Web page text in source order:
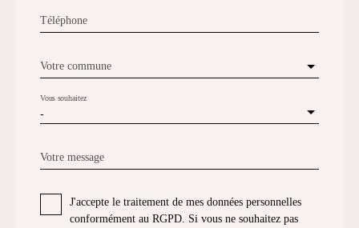
Téléphone
Votre commune
-
Vous souhaitez
Votre message
J'accepte le traitement de mes données personnelles
conformément au RGPD. Si vous ne souhaitez pas